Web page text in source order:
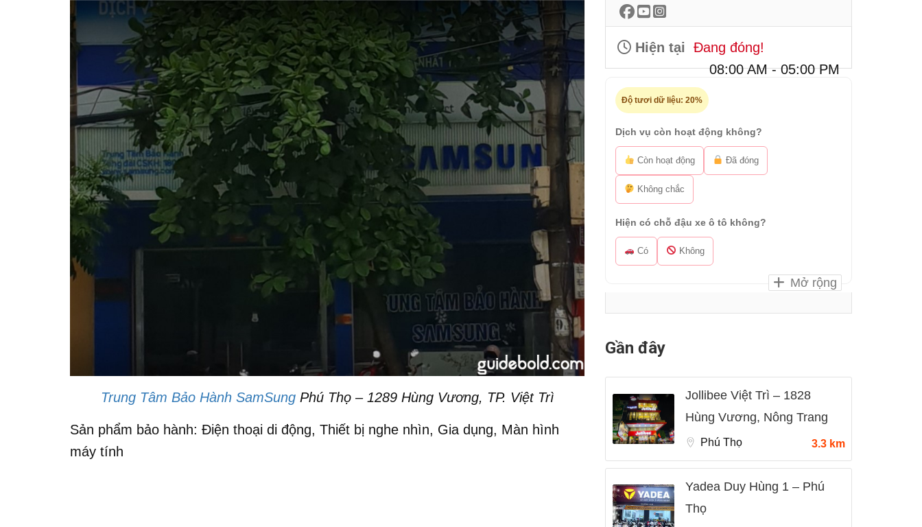
Trung Tâm Bảo Hành SamSungPhú Thọ – 1289 Hùng Vương, TP. Việt Trì
Sản phẩm bảo hành: Điện thoại di động, Thiết bị nghe nhìn, Gia dụng, Màn hình
máy tính
Hiện tại
Đang đóng!
08:00 AM - 05:00 PM
Độ tươi dữ liệu: 20%
Dịch vụ còn hoạt động không?
Còn hoạt động Đã đóng
Không chắc
Hiện có chỗ đậu xe ô tô không?
Có Không
Mở rộng
Gần đây
Jollibee Việt Trì – 1828
Hùng Vương, Nông Trang
Phú Thọ 3.3 km
Yadea Duy Hùng 1 – Phú
Thọ